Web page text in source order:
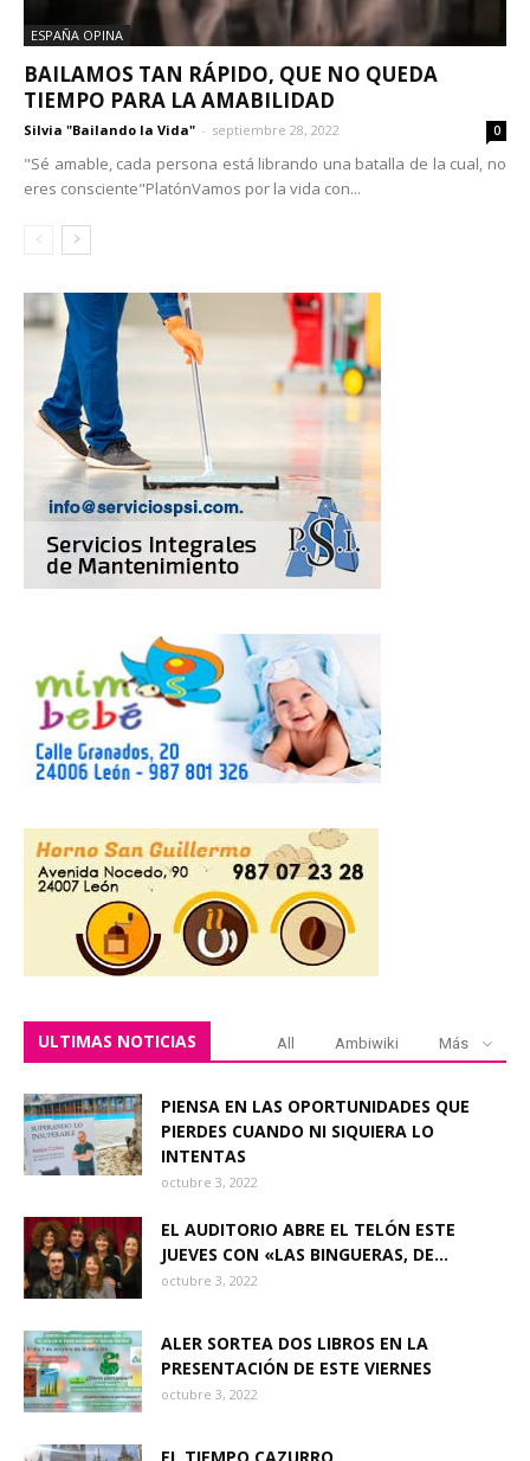
ESPAÑA OPINA
BAILAMOS TAN RÁPIDO, QUE NO QUEDA
TIEMPO PARA LA AMABILIDAD
Silvia "Bailando la Vida" - septiembre 28, 2022 0
"Sé amable, cada persona está librando una batalla de la cual, no
eres consciente"PlatónVamos por la vida con...
ULTIMAS NOTICIAS All Ambiwiki Más
PIENSA EN LAS OPORTUNIDADES QUE
PIERDES CUANDO NI SIQUIERA LO
INTENTAS
octubre 3, 2022
EL AUDITORIO ABRE EL TELÓN ESTE
JUEVES CON «LAS BINGUERAS, DE...
octubre 3, 2022
ALER SORTEA DOS LIBROS EN LA
PRESENTACIÓN DE ESTE VIERNES
octubre 3, 2022